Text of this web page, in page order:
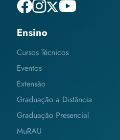
Ensino
Cursos Técnicos
Eventos
Extensão
Graduação a Distância
Graduação Presencial
MuRAU